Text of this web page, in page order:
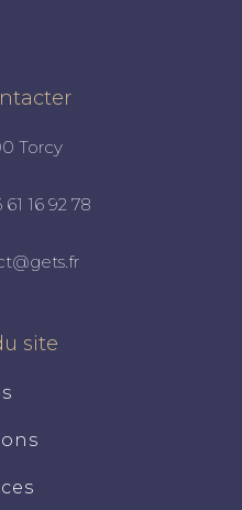
Torcy
16 92 78
site